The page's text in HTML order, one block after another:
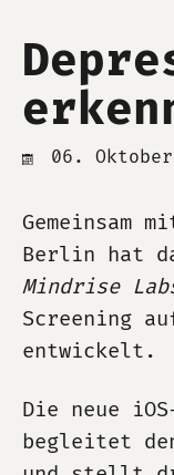
06.
Gemeinsam
Berlin hat
Mindrise
Screening
entwickelt.
Die neue
begleitet